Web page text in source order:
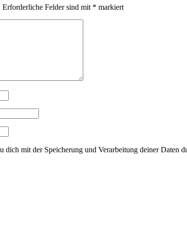
Erforderliche Felder sind mit * markiert
dich mit der Speicherung und Verarbeitung deiner Daten